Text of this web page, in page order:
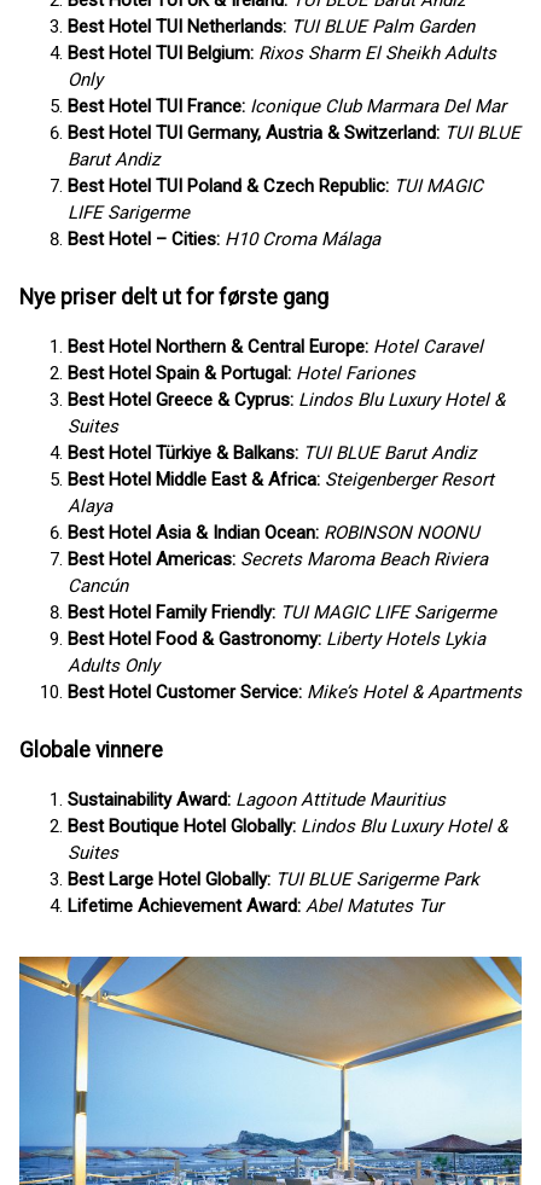
Best Hotel TUI Netherlands: TUI BLUE Palm Garden
Best Hotel TUI Belgium: Rixos Sharm El Sheikh Adults
Only
Best Hotel TUI France: Iconique Club Marmara Del Mar
Best Hotel TUI Germany, Austria & Switzerland: TUI BLUE
Barut Andiz
Best Hotel TUI Poland & Czech Republic: TUI MAGIC
LIFE Sarigerme
Best Hotel – Cities: H10 Croma Málaga
Nye priser delt ut for første gang
Best Hotel Northern & Central Europe: Hotel Caravel
Best Hotel Spain & Portugal: Hotel Fariones
Best Hotel Greece & Cyprus: Lindos Blu Luxury Hotel &
Suites
Best Hotel Türkiye & Balkans: TUI BLUE Barut Andiz
Best Hotel Middle East & Africa: Steigenberger Resort
Alaya
Best Hotel Asia & Indian Ocean: ROBINSON NOONU
Best Hotel Americas: Secrets Maroma Beach Riviera
Cancún
Best Hotel Family Friendly: TUI MAGIC LIFE Sarigerme
Best Hotel Food & Gastronomy: Liberty Hotels Lykia
Adults Only
Best Hotel Customer Service: Mike’s Hotel & Apartments
Globale vinnere
Sustainability Award: Lagoon Attitude Mauritius
Best Boutique Hotel Globally: Lindos Blu Luxury Hotel &
Suites
Best Large Hotel Globally: TUI BLUE Sarigerme Park
Lifetime Achievement Award: Abel Matutes Tur